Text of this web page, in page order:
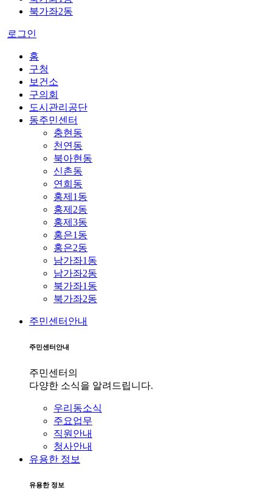
북가좌2동
로그인
홈
구청
보건소
구의회
도시관리공단
동주민센터
충현동
천연동
북아현동
신촌동
연희동
홍제1동
홍제2동
홍제3동
홍은1동
홍은2동
남가좌1동
남가좌2동
북가좌1동
북가좌2동
주민센터안내
주민센터안내
주민센터의
다양한 소식을 알려드립니다.
우리동소식
주요업무
직원안내
청사안내
유용한 정보
유용한 정보